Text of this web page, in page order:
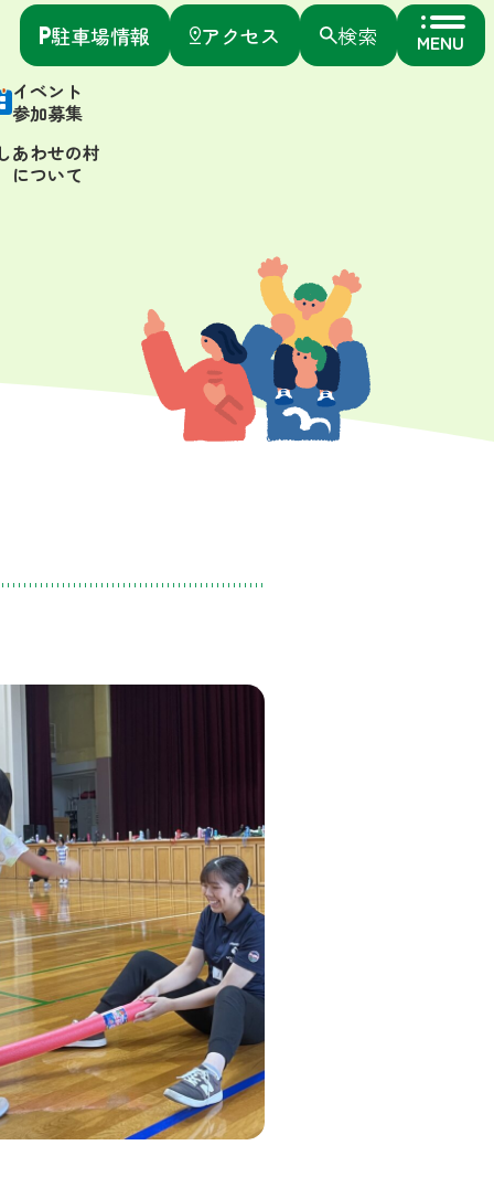
駐車場情報 アクセス 検索
MENU
イベント
参加募集
あわせの村
について